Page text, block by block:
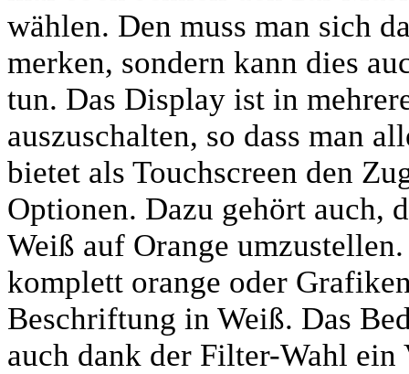
wählen. Den muss man sich
merken, sondern kann dies
tun. Das Display ist in
auszuschalten, so dass man
bietet als Touchscreen den
Optionen. Dazu gehört auch,
Weiß auf Orange
komplett orange oder
Beschriftung in Weiß. Das
auch dank der Filter-Wahl ein